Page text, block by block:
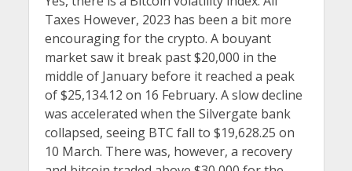
Taxes However, 2023 has been a bit more
encouraging for the crypto. A bouyant
market saw it break past $20,000 in the
middle of January before it reached a peak
of $25,134.12 on 16 February. A slow decline
was accelerated when the Silvergate bank
collapsed, seeing BTC fall to $19,628.25 on
10 March. There was, however, a recovery